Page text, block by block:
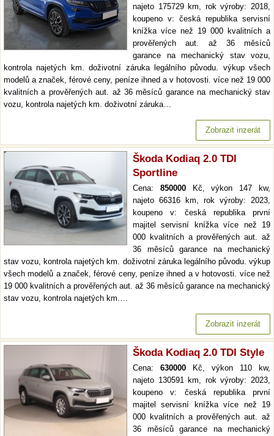
najeto 175729 km, rok výroby: 2018,
koupeno v: česká republika servisní
knížka více než 19 000 kvalitních a
prověřených aut. až 36 měsíců
garance na mechanický stav vozu,
kontrola najetých km. doživotní záruka legálního původu. výkup všech
modelů a značek, férové ceny, peníze ihned a v hotovosti. více než 19 000
kvalitních a prověřených aut. až 36 měsíců garance na mechanický stav
vozu, kontrola najetých km. doživotní záruka…
Zobrazit inzerát
Škoda Kodiaq 2.0 TDI
Sportline
Cena: 850000Kč, výkon 147 kw,
najeto 66316 km, rok výroby: 2023,
koupeno v: česká republika první
majitel servisní knížka více než 19
000 kvalitních a prověřených aut. až
36 měsíců garance na mechanický
stav vozu, kontrola najetých km. doživotní záruka legálního původu. výkup
všech modelů a značek, férové ceny, peníze ihned a v hotovosti. více než
19 000 kvalitních a prověřených aut. až 36 měsíců garance na mechanický
stav vozu, kontrola najetých km.…
Zobrazit inzerát
Škoda Kodiaq 2.0 TDI Style
Cena: 630000 Kč, výkon 110 kw,
najeto 130591 km, rok výroby: 2023,
koupeno v: česká republika první
majitel servisní knížka více než 19
000 kvalitních a prověřených aut. až
36 měsíců garance na mechanický